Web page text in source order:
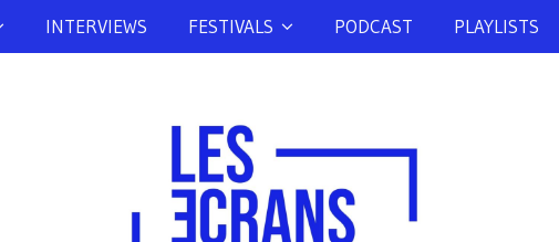
INTERVIEWS FESTIVALS PODCAST PLAYLISTS